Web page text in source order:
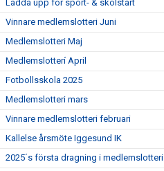
Ladda upp för sport- & skolstart
Vinnare medlemslotteri Juni
Medlemslotteri Maj
Medlemslotterí April
Fotbollsskola 2025
Medlemslotteri mars
Vinnare medlemslotteri februari
Kallelse årsmöte Iggesund IK
2025´s första dragning i medlemslotteri